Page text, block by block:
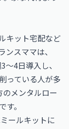
キット宅配など
スママは、
4日導入し、
っている人が多
メンタルロー
。
ールキットに